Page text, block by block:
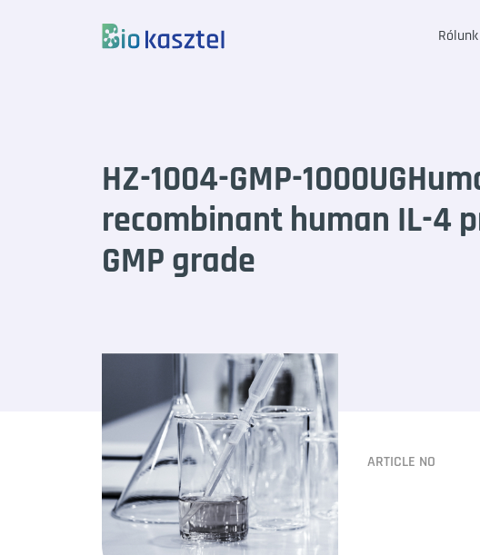
Rólunk
HZ-1004-GMP-
recombinant human IL-4
GMP grade
ARTICLE NO